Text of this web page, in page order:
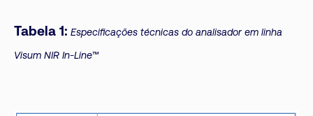
Tabela 1: Especificações técnicas do analisador em linha
Visum NIR In-Line™